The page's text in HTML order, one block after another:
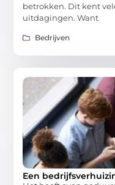
betrokken. Dit kent
uitdagingen. Want
Bedrijven
Een